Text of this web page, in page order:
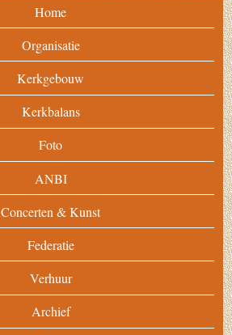
Home
Organisatie
Kerkgebouw
Kerkbalans
Foto
ANBI
Concerten & Kunst
Federatie
Verhuur
Archief